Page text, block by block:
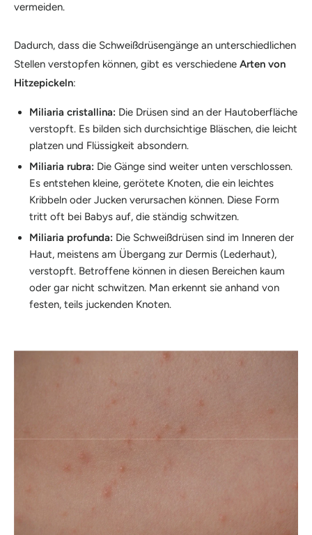
vermeiden.
Dadurch, dass die Schweißdrüsengänge an unterschiedlichen
Stellen verstopfen können, gibt es verschiedene Arten von
Hitzepickeln:
Miliaria cristallina: Die Drüsen sind an der Hautoberfläche
verstopft. Es bilden sich durchsichtige Bläschen, die leicht
platzen und Flüssigkeit absondern.
Miliaria rubra: Die Gänge sind weiter unten verschlossen.
Es entstehen kleine, gerötete Knoten, die ein leichtes
Kribbeln oder Jucken verursachen können. Diese Form
tritt oft bei Babys auf, die ständig schwitzen.
Miliaria profunda: Die Schweißdrüsen sind im Inneren der
Haut, meistens am Übergang zur Dermis (Lederhaut),
verstopft. Betroffene können in diesen Bereichen kaum
oder gar nicht schwitzen. Man erkennt sie anhand von
festen, teils juckenden Knoten.